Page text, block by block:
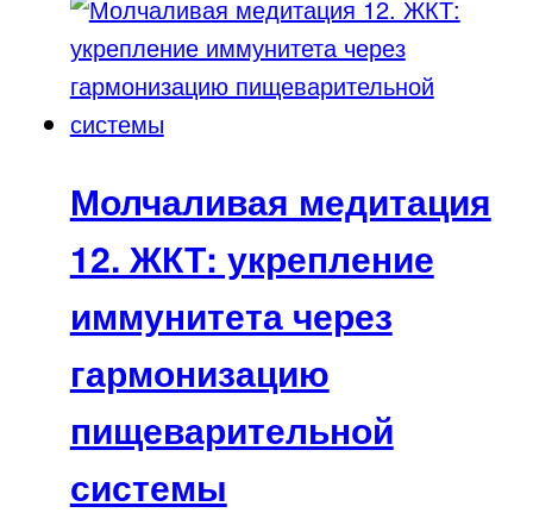
Молчаливая медитация
12. ЖКТ: укрепление
иммунитета через
гармонизацию
пищеварительной
системы